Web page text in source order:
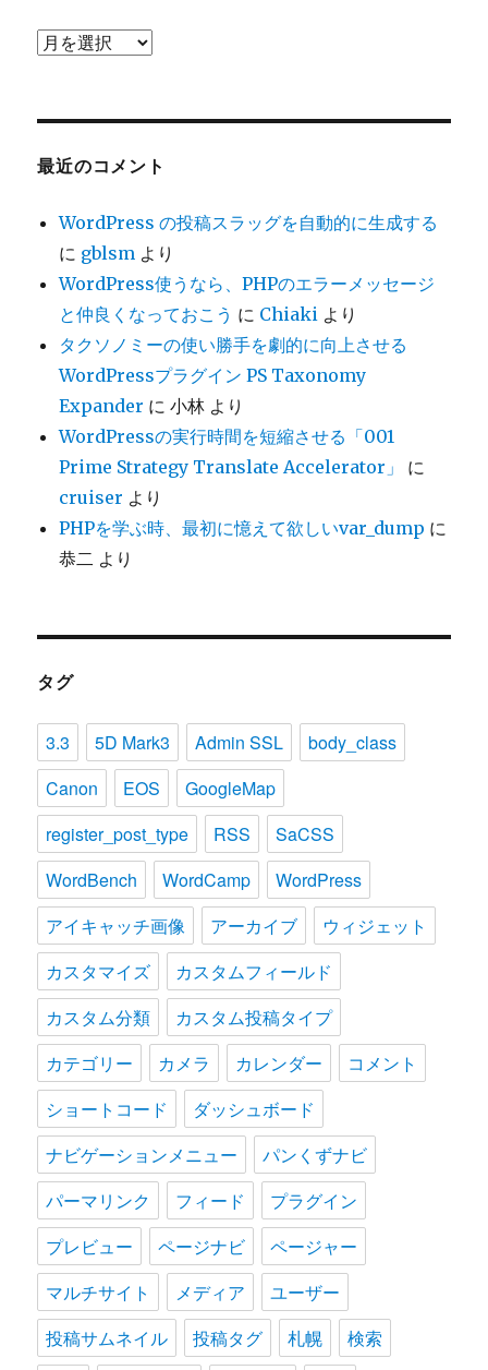
ア
ブ
最近のコメント
WordPress の投稿スラッグを自動的に生成する
に gblsm より
WordPress使うなら、PHPのエラーメッセージ
と仲良くなっておこう に Chiaki より
タクソノミーの使い勝手を劇的に向上させる
WordPressプラグイン PS Taxonomy
Expander に小林 より
WordPressの実行時間を短縮させる「001
Prime Strategy Translate Accelerator」
に
cruiser より
PHPを学ぶ時、最初に憶えて欲しいvar_dump に
恭二 より
タグ
3.3 5D Mark3 Admin SSL
body_class
Canon
EOS
GoogleMap
register_post_type
RSS
SaCSS
WordBench
WordCamp
WordPress
アイキャッチ画像
アーカイブ
ウィジェット
カスタマイズ
カスタムフィールド
カスタム分類
カスタム投稿タイプ
カテゴリー
カメラ カレンダー
コメント
ショートコード
ダッシュボード
ナビゲーションメニュー
パンくずナビ
パーマリンク
フィード
プラグイン
プレビュー
ページナビ
ページャー
マルチサイト
メディア
ユーザー
投稿サムネイル
投稿タグ 札幌 検索